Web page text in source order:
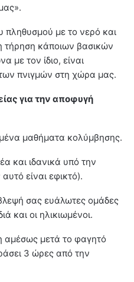
πληθυσμού με το νερό και
τήρηση κάποιων βασικών
με τον ίδιο, είναι
πνιγμών στη χώρα μας.
για την αποφυγή
μαθήματα κολύμβησης.
και ιδανικά υπό την
είναι εφικτό).
σας ευάλωτες ομάδες
και οι ηλικιωμένοι.
αμέσως μετά το φαγητό
3 ώρες από την